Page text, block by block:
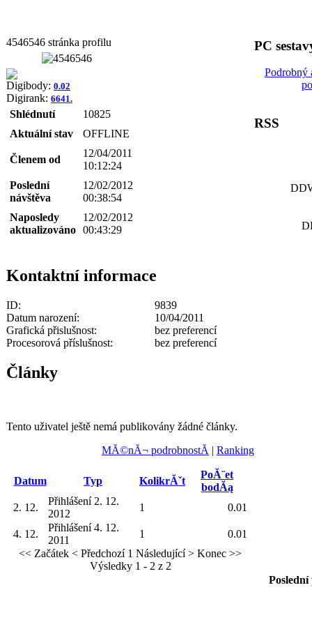
4546546 stránka profilu
Digibody: 0.02
Digirank: 6641.
Shlédnutí
10825
Aktuální stav
OFFLINE
Členem od
12/04/2011
10:12:24
Poslední
návštěva
12/02/2012
00:38:54
Naposledy
aktualizováno
12/02/2012
00:43:29
Kontaktní informace
ID:
9839
Datum narození:
10/04/2011
Grafická přislušnost:
bez preferencí
Procesorová příslušnost:
bez preferencí
Články
Tento uživatel ještě nemá publikovány žádné články.
MĂ©nĂ¬ podrobnostĂ­ | Ranking
Datum Typ KolikrĂˇt
PoĂ¨et
bodĂą
2. 12.
Přihlášení 2. 12.
2012
1 0.01
4. 12.
Přihlášení 4. 12.
2011
1
0.01
<< Začátek < Předchozí 1 Následující > Konec >>
Výsledky 1 - 2 z 2
PC
Podrobný
RSS